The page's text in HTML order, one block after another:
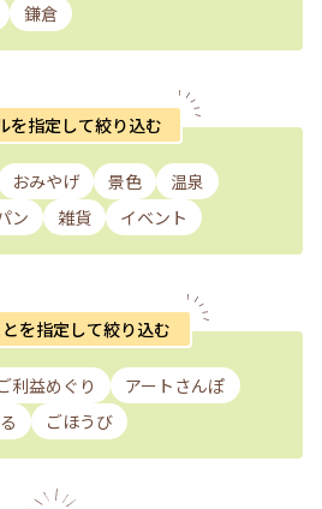
鎌倉
を指定して絞り込む
おみやげ 景色
温泉
ン 雑貨 イベント
を指定して絞り込む
利益めぐり
アートさんぽ
ごほうび